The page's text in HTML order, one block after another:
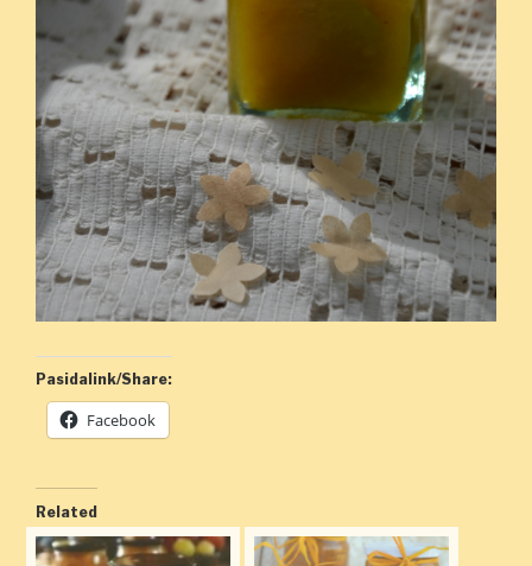
Pasidalink/Share:
Facebook
Related